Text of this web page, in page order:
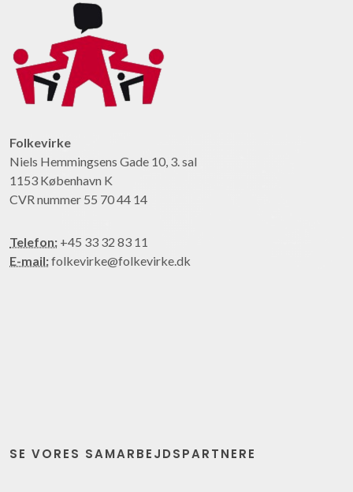
Folkevirke
Niels Hemmingsens Gade 10, 3. sal
1153 København K
CVR nummer 55 70 44 14
Telefon: +45 33 32 83 11
E-mail:folkevirke@folkevirke.dk
SE VORES SAMARBEJDSPARTNERE